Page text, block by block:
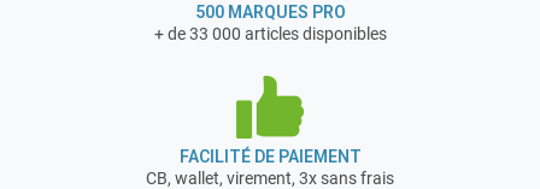
500 MARQUES PRO
+ de 33 000 articles disponibles
FACILITÉ DE PAIEMENT
CB, wallet, virement, 3x sans frais